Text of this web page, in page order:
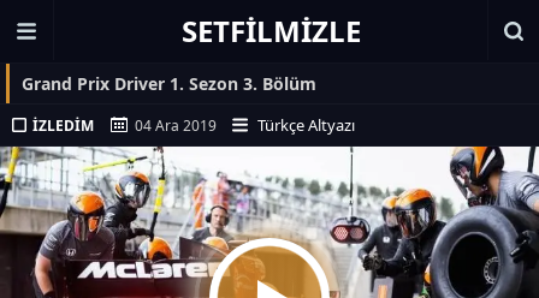
SETFILMIZLE
Grand Prix Driver 1. Sezon 3. Bölüm
İZLEDIM 04 Ara 2019 Türkçe Altyazı